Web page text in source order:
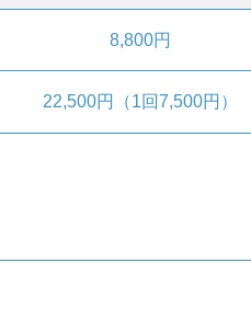
8,800円
22,500円（1回7,500円）